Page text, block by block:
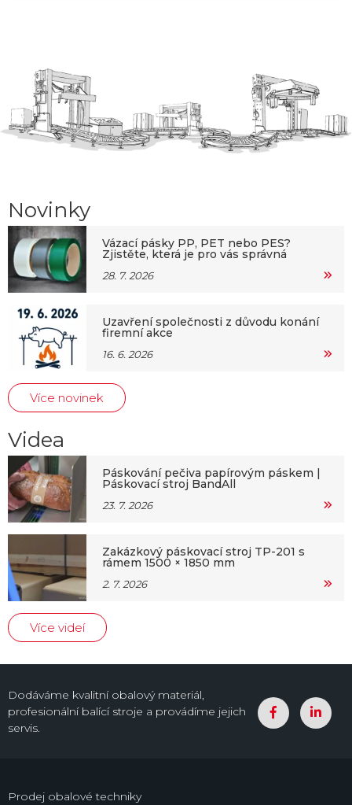
Novinky
Vázací pásky PP, PET nebo PES?
Zjistěte, která je pro vás správná
28. 7. 2026
Uzavření společnosti z důvodu konání
firemní akce
16. 6. 2026
Více novinek
Videa
Páskování pečiva papírovým páskem |
Páskovací stroj BandAll
23. 7. 2026
Zakázkový páskovací stroj TP-201 s
rámem 1500 × 1850 mm
2. 7. 2026
Více videí
Dodáváme kvalitní obalový materiál,
profesionální balící stroje a provádíme jejich
servis.
Prodej obalové techniky